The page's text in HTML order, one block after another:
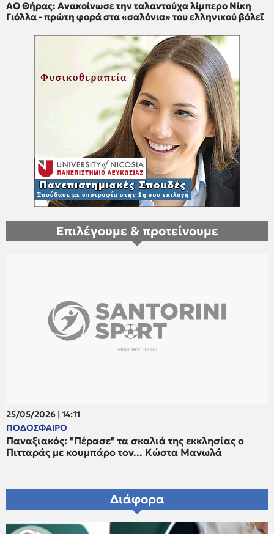
ΑΟ Θήρας: Ανακοίνωσε την ταλαντούχα λίμπερο Νίκη
Γιόλλα - πρώτη φορά στα «σαλόνια» του ελληνικού βόλεϊ
Επιλέγουμε & προτείνουμε
25/05/2026 | 14:11
ΠΟΔΟΣΦΑΙΡΟ
Παναξιακός: "Πέρασε" τα σκαλιά της εκκλησίας ο
Πιτταράς με κουμπάρο τον... Κώστα Μανωλά
21/05/2026 | 19:13
GOSSIP
Στη Σαντορίνη για διακοπές…Χριστογιώργος και
Αθανασίου
Διάφορα